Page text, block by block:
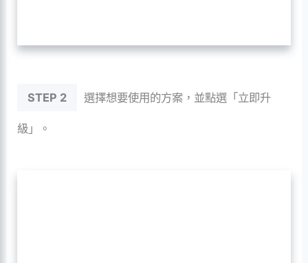
STEP 2 選擇想要使用的方案，並點選「立即升
級」。